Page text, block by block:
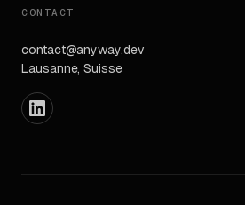
CONTACT
contact@anyway.dev
Lausanne, Suisse